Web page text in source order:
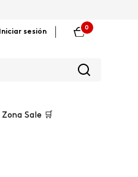
Iniciar sesión
0
Zona Sale 🛒